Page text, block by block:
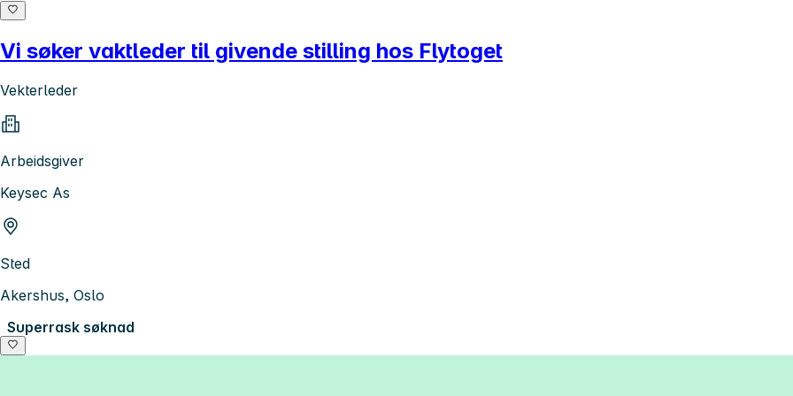
Vi søker vaktleder til givende stilling hos Flytoget
Vekterleder
Arbeidsgiver
Keysec As
Sted
Akershus, Oslo
Superrask søknad